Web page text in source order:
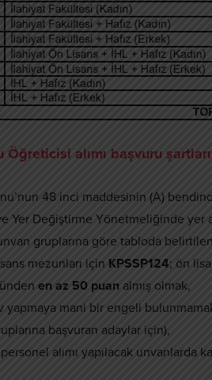
Öğreticisi alımı başvuru
48 inci maddesinin (A)
Yer Değiştirme Yönetmeliğinde yer
gruplarına göre tabloda
mezunları için KPSSP124; ön
en az 50 puan almış olmak,
yapmaya mani bir engeli
başvuran adaylar için),
alımı yapılacak unvanlarda